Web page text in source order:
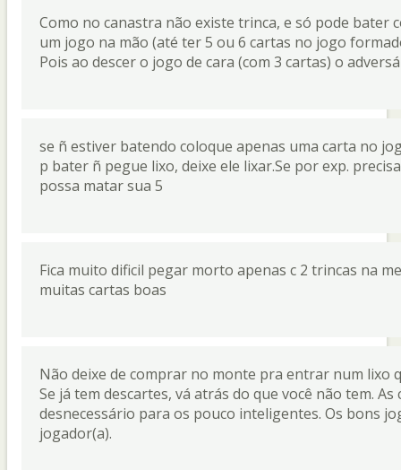
Como no canastra não existe trinca, e só pode bater
um jogo na mão (até ter 5 ou 6 cartas no jogo
Pois ao descer o jogo de cara (com 3 cartas) o
se ñ estiver batendo coloque apenas uma carta no
p bater ñ pegue lixo, deixe ele lixar.Se por exp.
possa matar sua 5
Fica muito dificil pegar morto apenas c 2 trincas na
muitas cartas boas
Não deixe de comprar no monte pra entrar num lixo
Se já tem descartes, vá atrás do que você não tem.
desnecessário para os pouco inteligentes. Os bons
jogador(a).